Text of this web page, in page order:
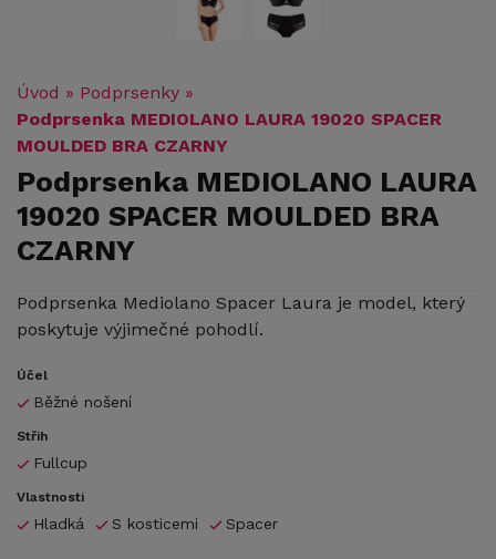
Úvod » Podprsenky »
Podprsenka MEDIOLANO LAURA 19020 SPACER
MOULDED BRA CZARNY
Podprsenka MEDIOLANO LAURA
19020 SPACER MOULDED BRA
CZARNY
Podprsenka Mediolano Spacer Laura je model, který
poskytuje výjimečné pohodlí.
Účel
Běžné nošení
Střih
Fullcup
Vlastnosti
Hladká S kosticemi Spacer